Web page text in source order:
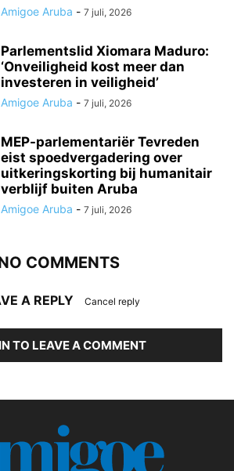
Amigoe Aruba - 7 juli, 2026
Parlementslid Xiomara Maduro:
‘Onveiligheid kost meer dan
investeren in veiligheid’
Amigoe Aruba - 7 juli, 2026
MEP-parlementariër Tevreden
eist spoedvergadering over
uitkeringskorting bij humanitair
verblijf buiten Aruba
Amigoe Aruba - 7 juli, 2026
COMMENTS
A REPLY Cancel reply
TO LEAVE A COMMENT